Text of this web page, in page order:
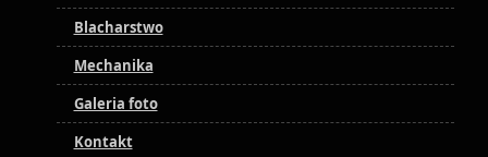
Blacharstwo
Mechanika
Galeria foto
Kontakt